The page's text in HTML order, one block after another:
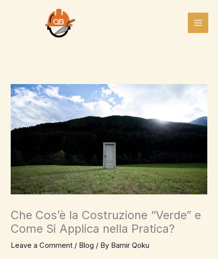
Che Cos’è la Costruzione “Verde” e
Come Si Applica nella Pratica?
Leave a Comment / Blog / By Bamir Qoku